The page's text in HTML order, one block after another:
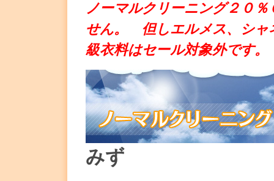
ノーマルクリーニング２０
せん。 但しエルメス、シャ
級衣料はセール対象外です。
みず